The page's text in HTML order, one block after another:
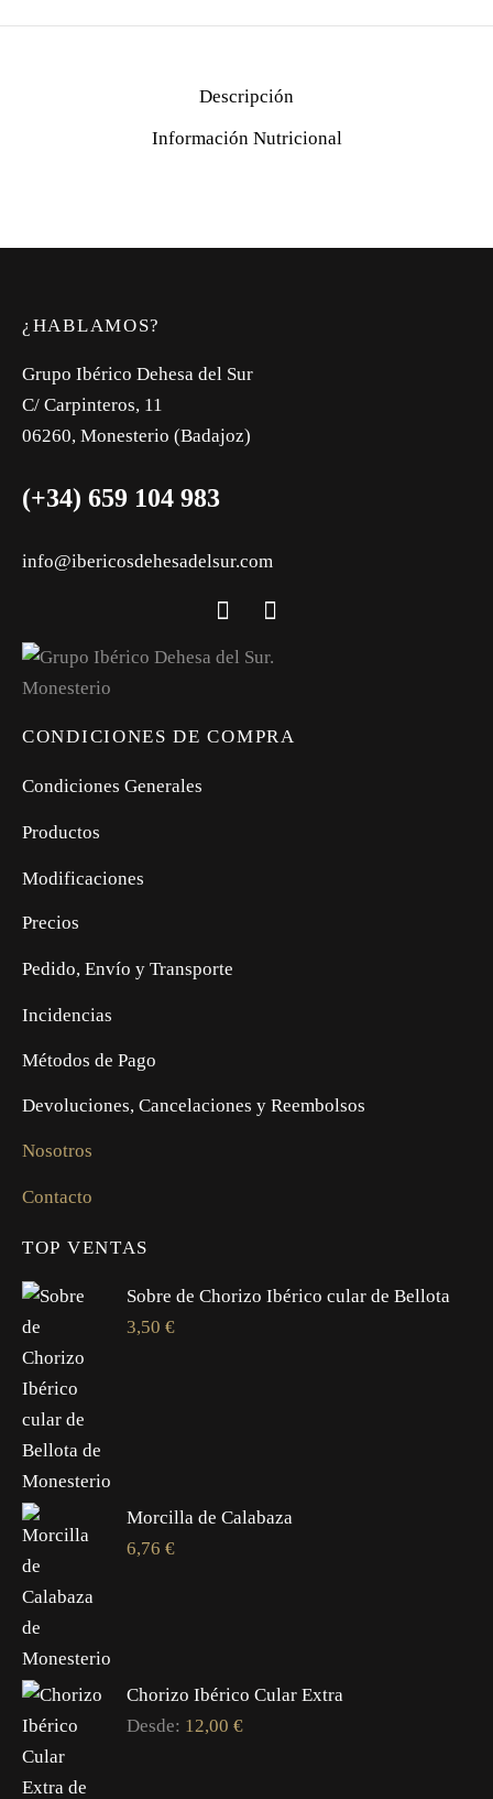
Descripción
Información Nutricional
¿HABLAMOS?
Grupo Ibérico Dehesa del Sur
C/ Carpinteros, 11
06260, Monesterio (Badajoz)
(+34) 659 104 983
info@ibericosdehesadelsur.com
CONDICIONES DE COMPRA
Condiciones Generales
Productos
Modificaciones
Precios
Pedido, Envío y Transporte
Incidencias
Métodos de Pago
Devoluciones, Cancelaciones y Reembolsos
Nosotros
Contacto
TOP VENTAS
Sobre de Chorizo Ibérico cular de Bellota
3,50 €
Morcilla de Calabaza
6,76 €
Chorizo Ibérico Cular Extra
Desde: 12,00 €